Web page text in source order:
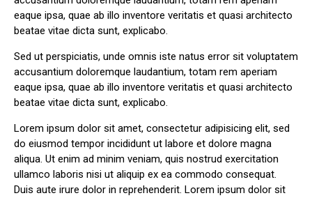
eaque ipsa, quae ab illo inventore veritatis et quasi architecto
beatae vitae dicta sunt, explicabo.
Sed ut perspiciatis, unde omnis iste natus error sit voluptatem
accusantium doloremque laudantium, totam rem aperiam
eaque ipsa, quae ab illo inventore veritatis et quasi architecto
beatae vitae dicta sunt, explicabo.
Lorem ipsum dolor sit amet, consectetur adipisicing elit, sed
do eiusmod tempor incididunt ut labore et dolore magna
aliqua. Ut enim ad minim veniam, quis nostrud exercitation
ullamco laboris nisi ut aliquip ex ea commodo consequat.
Duis aute irure dolor in reprehenderit. Lorem ipsum dolor sit